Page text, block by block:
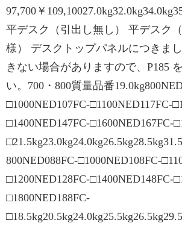
97,700￥
平デスク（引出し無し） 平デスク
様） デスクトップパネルにつきま
きない場合がありますので、P185
い。700・800質量品番
□1000NED107FC-□1100NED117FC-
□1400NED147FC-□1600NED167FC-
800NED088FC-□1000NED108FC-
□1200NED128FC-□1400NED148FC-
□1800NED188FC-